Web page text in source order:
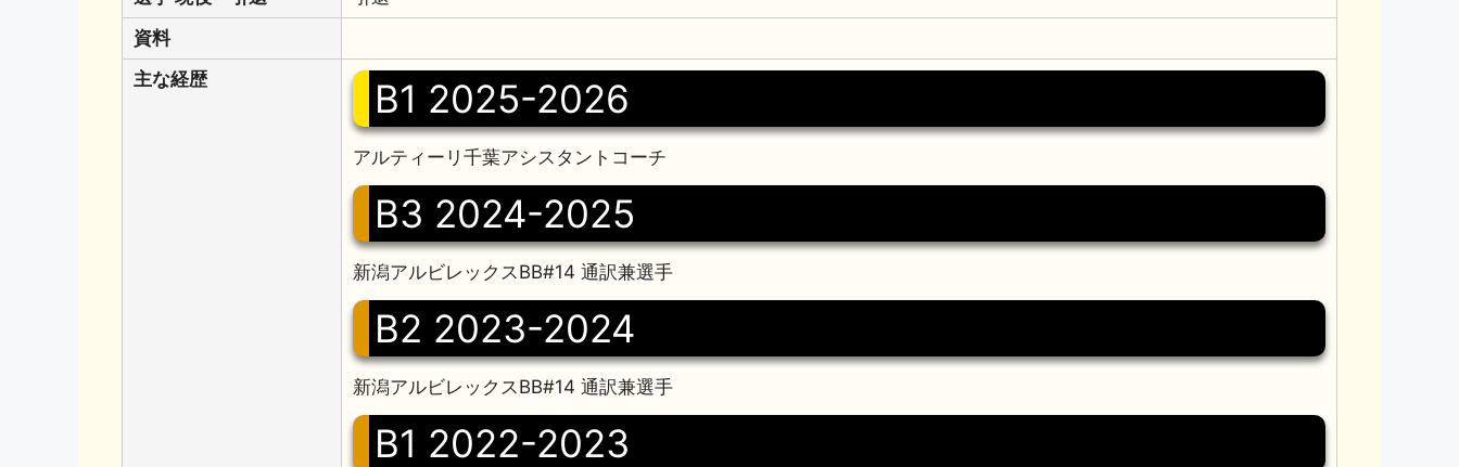
資料
主な経歴
B1 2025-2026
アルティーリ千葉アシスタントコーチ
B3 2024-2025
新潟アルビレックスBB#14 通訳兼選手
B2 2023-2024
新潟アルビレックスBB#14 通訳兼選手
B1 2022-2023